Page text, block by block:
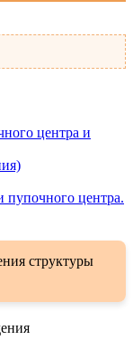
центра и
пупочного центра.
структуры